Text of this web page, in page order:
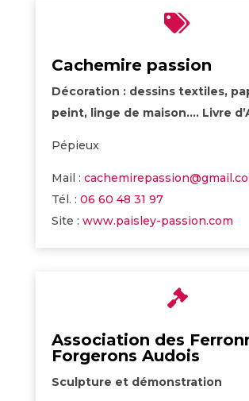

Cachemire passion
Décoration : dessins textiles,
peint, linge de maison…. Livre
Pépieux
Mail :
Tél. : 06 60 48 31 97
Site : www.paisley-passion.com

Association des
Forgerons Audois
Sculpture et démonstration